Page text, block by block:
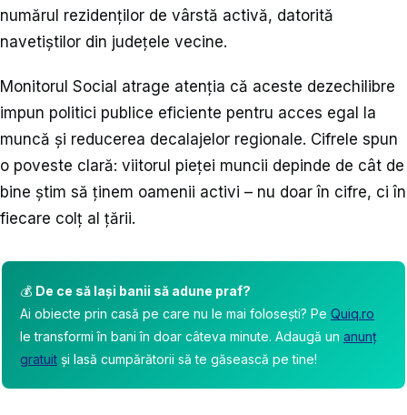
numărul rezidenților de vârstă activă, datorită
navetiștilor din județele vecine.
Monitorul Social atrage atenția că aceste dezechilibre
impun politici publice eficiente pentru acces egal la
muncă și reducerea decalajelor regionale. Cifrele spun
o poveste clară: viitorul pieței muncii depinde de cât de
bine știm să ținem oamenii activi – nu doar în cifre, ci în
fiecare colț al țării.
💰 De ce să lași banii să adune praf?
Ai obiecte prin casă pe care nu le mai folosești? Pe Quiq.ro
le transformi în bani în doar câteva minute. Adaugă un anunț
gratuit și lasă cumpărătorii să te găsească pe tine!